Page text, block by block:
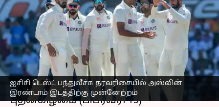
ஐசிசி டெஸ்ட் பந்துவீச்சு தரவரிசையில் அஸ்வின்
இரண்டாம் இடத்திற்கு முன்னேற்றம்
தரவரிசையில் அஸ்வின்
இரண்டாம் இடத்திற்கு
முன்னேற்றம்!!
எழுதியவர் Sekar Chinnappan Feb 15, 2023 05:49 pm
செய்தி முன்னோட்டம்
புதன்கிழமை (பிப்ரவரி 15)